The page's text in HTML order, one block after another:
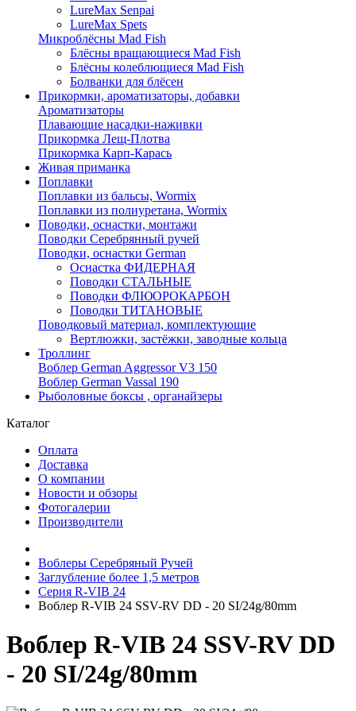
LureMax Senpai
LureMax Spets
Микроблёсны Mad Fish
Блёсны вращающиеся Mad Fish
Блёсны колеблющиеся Mad Fish
Болванки для блёсен
Прикормки, ароматизаторы, добавки
Ароматизаторы
Плавающие насадки-наживки
Прикормка Лещ-Плотва
Прикормка Карп-Карась
Живая приманка
Поплавки
Поплавки из бальсы, Wormix
Поплавки из полиуретана, Wormix
Поводки, оснастки, монтажи
Поводки Серебрянный ручей
Поводки, оснастки German
Оснастка ФИДЕРНАЯ
Поводки СТАЛЬНЫЕ
Поводки ФЛЮОРОКАРБОН
Поводки ТИТАНОВЫЕ
Поводковый материал, комплектующие
Вертлюжки, застёжки, заводные кольца
Троллинг
Воблер German Aggressor V3 150
Воблер German Vassal 190
Рыболовные боксы , органайзеры
Каталог
Оплата
Доставка
О компании
Новости и обзоры
Фотогалерии
Производители
Воблеры Серебряный Ручей
Заглубление более 1,5 метров
Серия R-VIB 24
Воблер R-VIB 24 SSV-RV DD - 20 SI/24g/80mm
Воблер R-VIB 24 SSV-RV DD
- 20 SI/24g/80mm